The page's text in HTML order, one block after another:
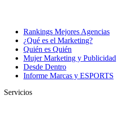
Rankings Mejores Agencias
¿Qué es el Marketing?
Quién es Quién
Mujer Marketing y Publicidad
Desde Dentro
Informe Marcas y ESPORTS
Servicios